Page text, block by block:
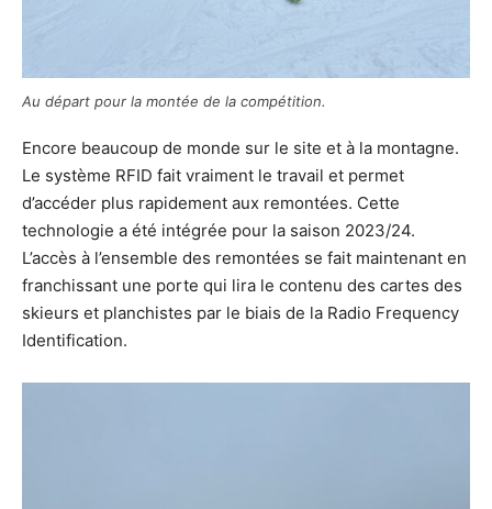
Au départ pour la montée de la compétition.
Encore beaucoup de monde sur le site et à la montagne.
Le système RFID fait vraiment le travail et permet
d’accéder plus rapidement aux remontées. Cette
technologie a été intégrée pour la saison 2023/24.
L’accès à l’ensemble des remontées se fait maintenant en
franchissant une porte qui lira le contenu des cartes des
skieurs et planchistes par le biais de la Radio Frequency
Identification.